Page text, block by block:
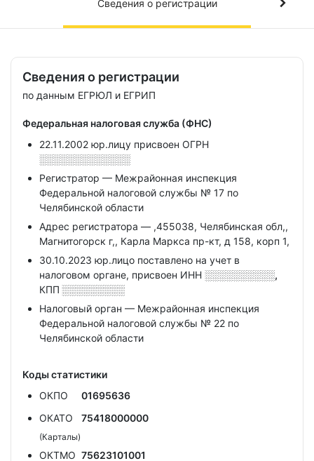
Сведения о регистрации
Сведения о регистрации
по данным ЕГРЮЛ и ЕГРИП
Федеральная налоговая служба (ФНС)
22.11.2002 юр.лицу присвоен ОГРН
░░░░░░░░░░░░░
Регистратор — Межрайонная инспекция
Федеральной налоговой службы № 17 по
Челябинской области
Адрес регистратора — ,455038, Челябинская обл,,
Магнитогорск г,, Карла Маркса пр-кт, д 158, корп 1,
30.10.2023 юр.лицо поставлено на учет в
налоговом органе, присвоен ИНН ░░░░░░░░░░,
КПП ░░░░░░░░░
Налоговый орган — Межрайонная инспекция
Федеральной налоговой службы № 22 по
Челябинской области
Коды статистики
ОКПО
01695636
ОКАТО
75418000000
(Карталы)
ОКТМО 75623101001